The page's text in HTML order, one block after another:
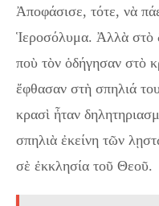
Ἀποφάσισε, τότε, νὰ
Ἱεροσόλυμα. Ἀλλὰ στὸ
ποὺ τὸν ὁδήγησαν στὸ
ἔφθασαν στὴ σπηλιά
κρασὶ ἦταν
σπηλιὰ ἐκείνη τῶν
σὲ ἐκκλησία τοῦ Θεοῦ.